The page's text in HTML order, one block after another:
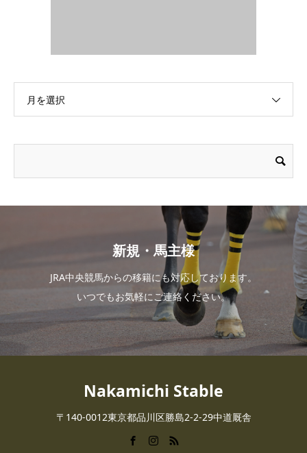
月を選択
新規・馬主様
JRA中央競馬からの移籍にも対応しております。
いつでもお気軽にご連絡ください。
Nakamichi Stable
〒140-0012東京都品川区勝島2-2-29中道厩舎